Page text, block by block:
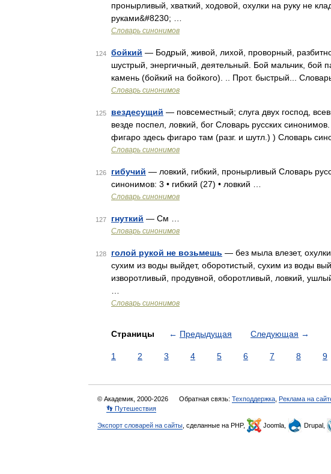
пронырливый, хваткий, ходовой, охулки на руку не
руками&#8230; …
Словарь синонимов
124 бойкий — Бодрый, живой, лихой, проворный,
шустрый, энергичный, деятельный. Бой мальчик, бой
камень (бойкий на бойкого). .. Прот. быстрый...
Словарь синонимов
125 вездесущий — повсеместный; слуга двух господ,
везде поспел, ловкий, бог Словарь русских
фигаро здесь фигаро там (разг. и шутл.) ) Словарь
Словарь синонимов
126 гибучий — ловкий, гибкий, пронырливый Словарь
синонимов: 3 • гибкий (27) • ловкий …
Словарь синонимов
127 гнуткий — См …
Словарь синонимов
128 голой рукой не возьмешь — без мыла влезет,
сухим из воды выйдет, оборотистый, сухим из воды
изворотливый, продувной, оборотливый, ловкий,
Словарь синонимов
Страницы ← Предыдущая Следующая →
1 2 3 4 5 6 7 8 9
© Академик, 2000-2026 Обратная связь: Техподдержка Реклама на
👣 Путешествия
Экспорт словарей на сайты , сделанные на PHP, Joomla, Drupal,